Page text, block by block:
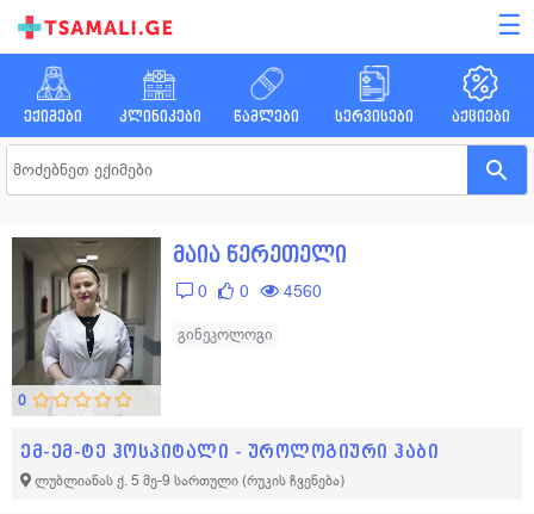
☰
ექიმები კლინიკები წამლები სერვისები აქციები
0
მაია წერეთელი
0 0 4560
გინეკოლოგი
ემ-ემ-ტე ჰოსპიტალი - უროლოგიური ჰაბი
ლუბლიანას ქ. 5 მე-9 სართული (რუკის ჩვენება)